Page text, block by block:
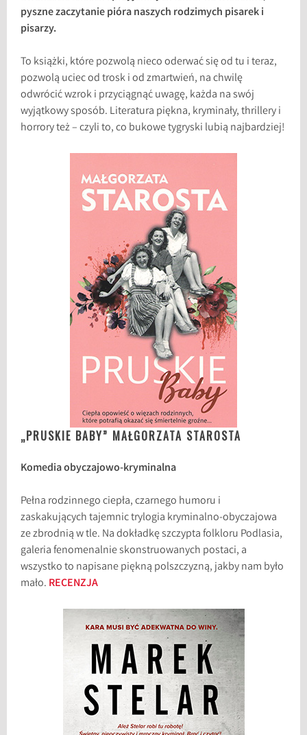
pyszne zaczytanie pióra naszych rodzimych pisarek i
pisarzy.
To książki, które pozwolą nieco oderwać się od tu i teraz,
pozwolą uciec od trosk i od zmartwień, na chwilę
odwrócić wzrok i przyciągnąć uwagę, każda na swój
wyjątkowy sposób. Literatura piękna, kryminały, thrillery i
horrory też – czyli to, co bukowe tygryski lubią najbardziej!
„PRUSKIE BABY” MAŁGORZATA STAROSTA
Komedia obyczajowo-kryminalna
Pełna rodzinnego ciepła, czarnego humoru i
zaskakujących tajemnic trylogia kryminalno-obyczajowa
ze zbrodnią w tle. Na dokładkę szczypta folkloru Podlasia,
galeria fenomenalnie skonstruowanych postaci, a
wszystko to napisane piękną polszczyzną, jakby nam było
mało. RECENZJA